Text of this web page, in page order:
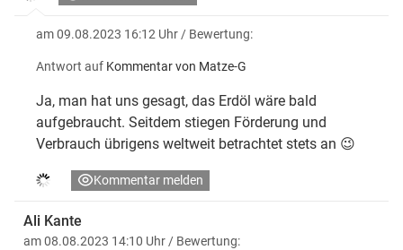
am 09.08.2023 16:12 Uhr / Bewertung:
Antwort auf Kommentar von Matze-G
Ja, man hat uns gesagt, das Erdöl wäre bald
aufgebraucht. Seitdem stiegen Förderung und
Verbrauch übrigens weltweit betrachtet stets an 😉
Kommentar melden
Ali Kante
am 08.08.2023 14:10 Uhr / Bewertung: